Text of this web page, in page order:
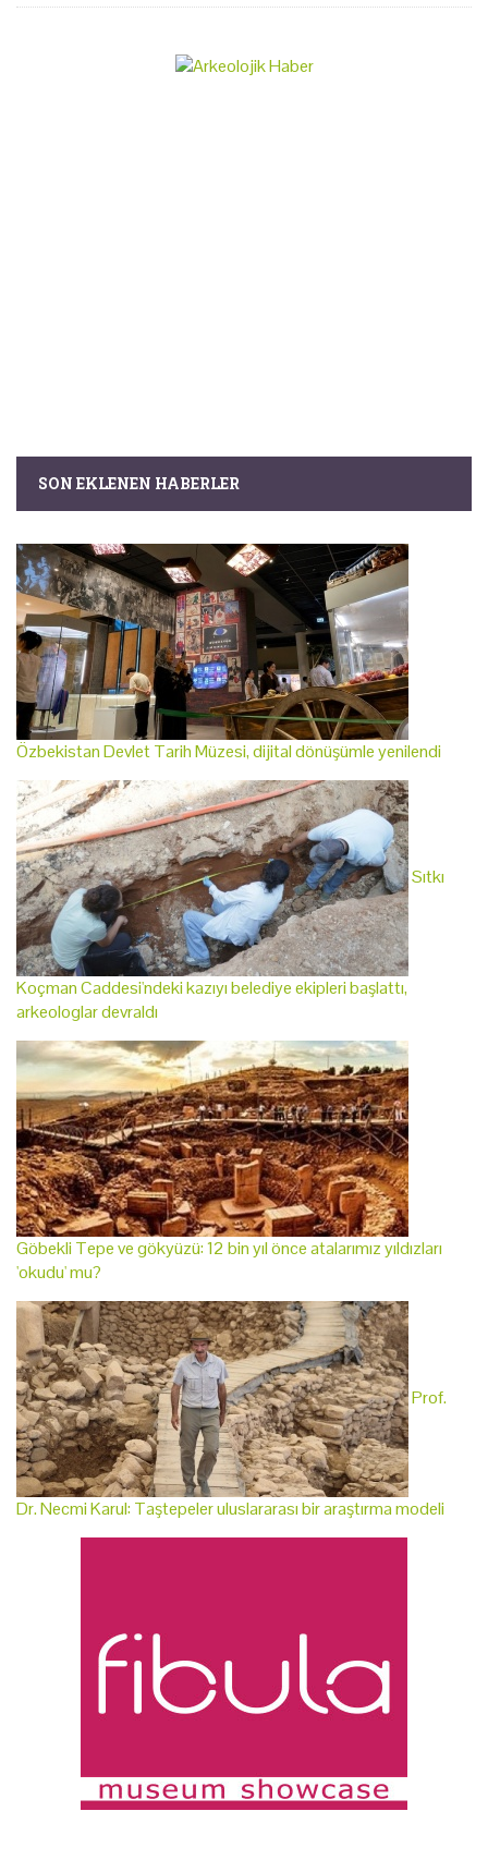
SON EKLENEN HABERLER
Özbekistan Devlet Tarih Müzesi, dijital dönüşümle yenilendi
Sıtkı
Koçman Caddesi'ndeki kazıyı belediye ekipleri başlattı,
arkeologlar devraldı
Göbekli Tepe ve gökyüzü: 12 bin yıl önce atalarımız yıldızları
'okudu' mu?
Prof.
Dr. Necmi Karul: Taştepeler uluslararası bir araştırma modeli